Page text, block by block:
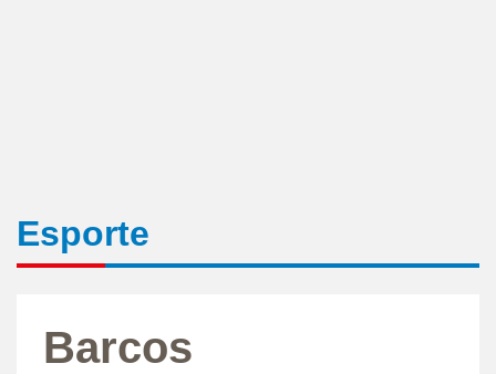
Esporte
Barcos